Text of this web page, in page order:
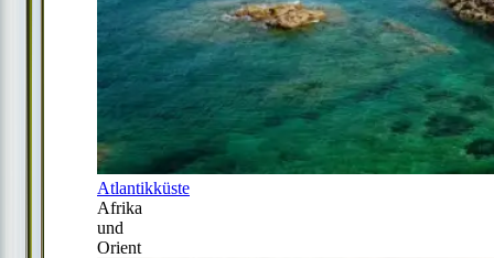
Atlantikküste
Afrika
und
Orient